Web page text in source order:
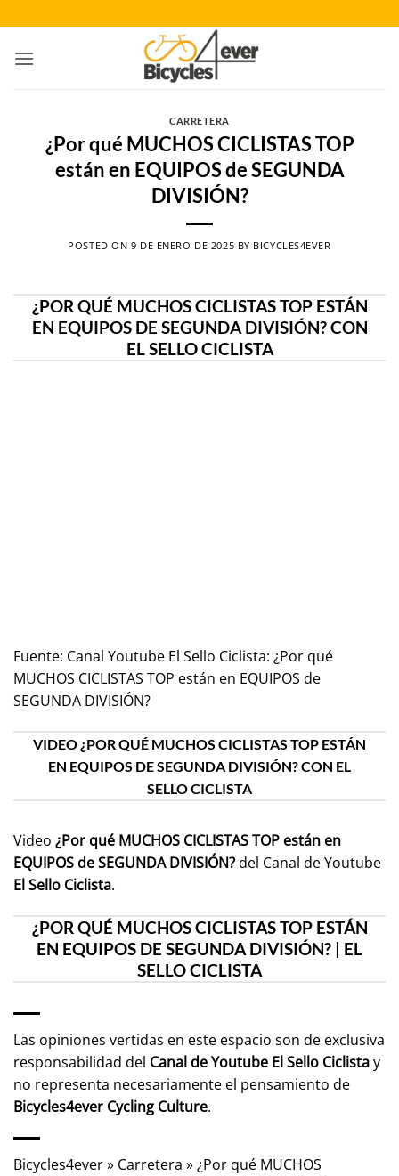
al
contenido
CARRETERA
¿Por qué MUCHOS CICLISTAS TOP
están en EQUIPOS de SEGUNDA
DIVISIÓN?
POSTED ON 9 DE ENERO DE 2025 BY BICYCLES4EVER
¿POR QUÉ MUCHOS CICLISTAS TOP ESTÁN
EN EQUIPOS DE SEGUNDA DIVISIÓN? CON
EL SELLO CICLISTA
Fuente: Canal Youtube El Sello Ciclista: ¿Por qué
MUCHOS CICLISTAS TOP están en EQUIPOS de
SEGUNDA DIVISIÓN?
VIDEO ¿POR QUÉ MUCHOS CICLISTAS TOP ESTÁN
EN EQUIPOS DE SEGUNDA DIVISIÓN? CON EL
SELLO CICLISTA
Video ¿Por qué MUCHOS CICLISTAS TOP están en
EQUIPOS de SEGUNDA DIVISIÓN?del Canal de Youtube
El Sello Ciclista.
¿POR QUÉ MUCHOS CICLISTAS TOP ESTÁN
EN EQUIPOS DE SEGUNDA DIVISIÓN? | EL
SELLO CICLISTA
Las opiniones vertidas en este espacio son de exclusiva
responsabilidad del Canal de Youtube El Sello Ciclistay
no representa necesariamente el pensamiento de
Bicycles4ever Cycling Culture.
Bicycles4ever» Carretera »¿Por qué MUCHOS